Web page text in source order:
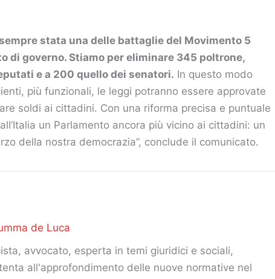
stata una delle battaglie del Movimento 5
di governo. Stiamo per eliminare 345 poltrone,
e a 200 quello dei senatori. In questo modo
più funzionali, le leggi potranno essere approvate
soldi ai cittadini. Con una riforma precisa e puntuale
un Parlamento ancora più vicino ai cittadini: un
della nostra democrazia”, conclude il comunicato.
de Luca
avvocato, esperta in temi giuridici e sociali,
all'approfondimento delle nuove normative nel